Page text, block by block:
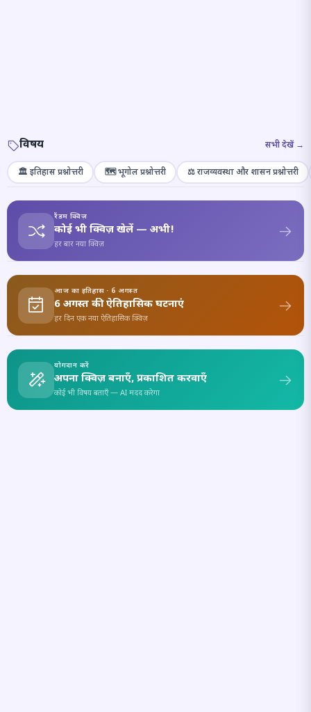
विषय सभी देखें →
🏛️ इतिहास प्रश्नोत्तरी 🗺️ भूगोल प्रश्नोत्तरी ⚖️ राजव्यवस्था और शासन प्रश्नोत्तरी
रैंडम क्विज़
कोई भी क्विज़ खेलें — अभी!
हर बार नया क्विज़
आज का इतिहास · 6 अगस्त
6 अगस्त की ऐतिहासिक घटनाएं
हर दिन एक नया ऐतिहासिक क्विज़
योगदान करें
अपना क्विज़ बनाएँ, प्रकाशित करवाएँ
कोई भी विषय बताएँ — AI मदद करेगा